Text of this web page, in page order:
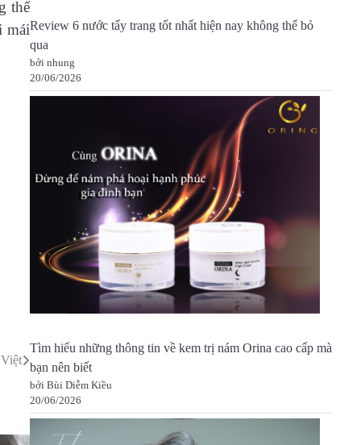
thể
máiReview 6 nước tẩy trang tốt nhất hiện nay không thể bỏ
qua
bởi nhung
20/06/2026
Tìm hiểu những thông tin về kem trị nám Orina cao cấp mà
bạn nên biết
bởi Bùi Diễm Kiều
20/06/2026